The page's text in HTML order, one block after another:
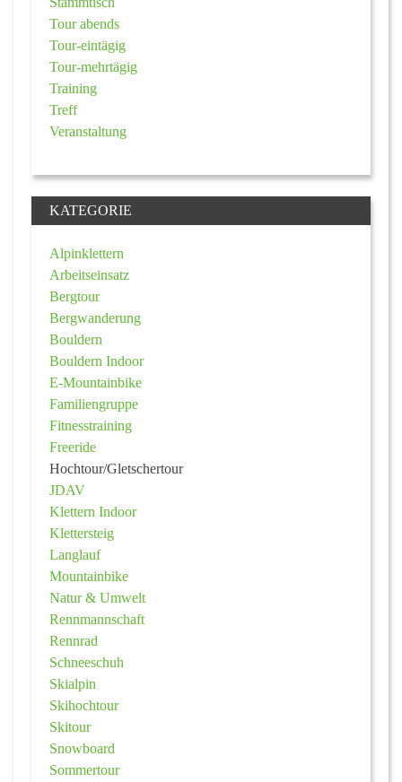
Tour abends
Tour-eintägig
Tour-mehrtägig
Training
Treff
Veranstaltung
KATEGORIE
Alpinklettern
Arbeitseinsatz
Bergtour
Bergwanderung
Bouldern
Bouldern Indoor
E-Mountainbike
Familiengruppe
Fitnesstraining
Freeride
Hochtour/Gletschertour
JDAV
Klettern Indoor
Klettersteig
Langlauf
Mountainbike
Natur & Umwelt
Rennmannschaft
Rennrad
Schneeschuh
Skialpin
Skihochtour
Skitour
Snowboard
Sommertour